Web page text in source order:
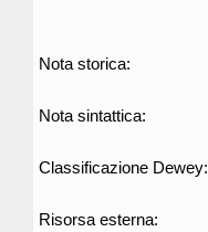
Nota storica:
Nota sintattica:
Classificazione Dewey:
Risorsa esterna: